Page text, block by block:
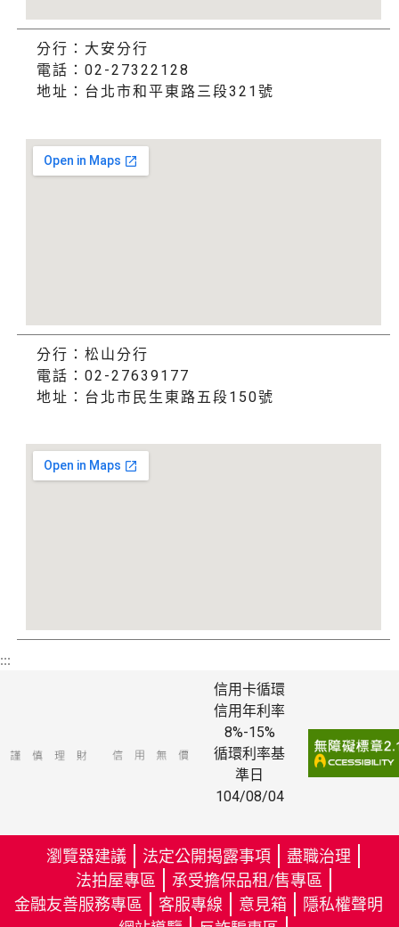
分行：大安分行
電話：02-27322128
地址：台北市和平東路三段321號
分行：松山分行
電話：02-27639177
地址：台北市民生東路五段150號
:::
信用卡循環
信用年利率
8%-15%
循環利率基
準日
104/08/04
瀏覽器建議 法定公開揭露事項
盡職治理
法拍屋專區
承受擔保品租/售專區
金融友善服務專區
（
客服專線 意見箱
隱私權聲明